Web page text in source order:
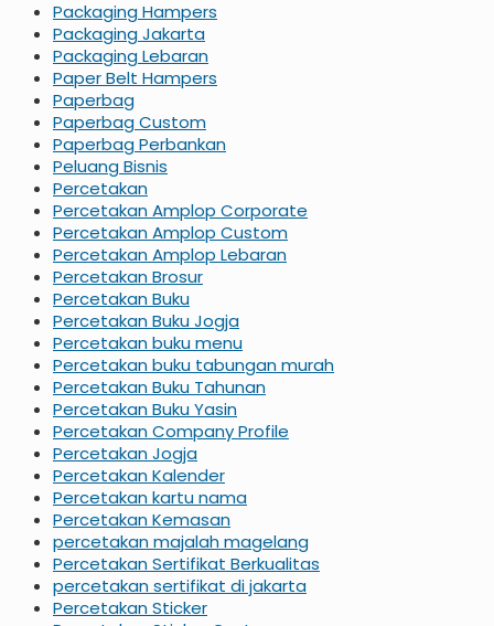
Packaging Hampers
Packaging Jakarta
Packaging Lebaran
Paper Belt Hampers
Paperbag
Paperbag Custom
Paperbag Perbankan
Peluang Bisnis
Percetakan
Percetakan Amplop Corporate
Percetakan Amplop Custom
Percetakan Amplop Lebaran
Percetakan Brosur
Percetakan Buku
Percetakan Buku Jogja
Percetakan buku menu
Percetakan buku tabungan murah
Percetakan Buku Tahunan
Percetakan Buku Yasin
Percetakan Company Profile
Percetakan Jogja
Percetakan Kalender
Percetakan kartu nama
Percetakan Kemasan
percetakan majalah magelang
Percetakan Sertifikat Berkualitas
percetakan sertifikat di jakarta
Percetakan Sticker